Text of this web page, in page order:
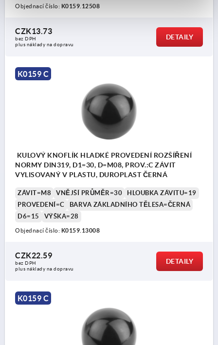
Objednací číslo: K0159.12508
CZK13.73
bez DPH
plus náklady na dopravu
DETAILY
K0159 C
KULOVÝ KNOFLÍK HLADKÉ PROVEDENÍ ROZŠÍŘENÍ
NORMY DIN319, D1=30, D=M08, PROV.:C ZÁVIT
VYLISOVANÝ V PLASTU, DUROPLAST ČERNÁ
ZÁVIT=M8 VNĚJŠÍ PRŮMĚR=30
HLOUBKA ZÁVITU=19
PROVEDENÍ=C
BARVA ZÁKLADNÍHO TĚLESA=ČERNÁ
D6=15
VÝŠKA=28
Objednací číslo: K0159.13008
CZK22.59
bez DPH
plus náklady na dopravu
DETAILY
K0159 C